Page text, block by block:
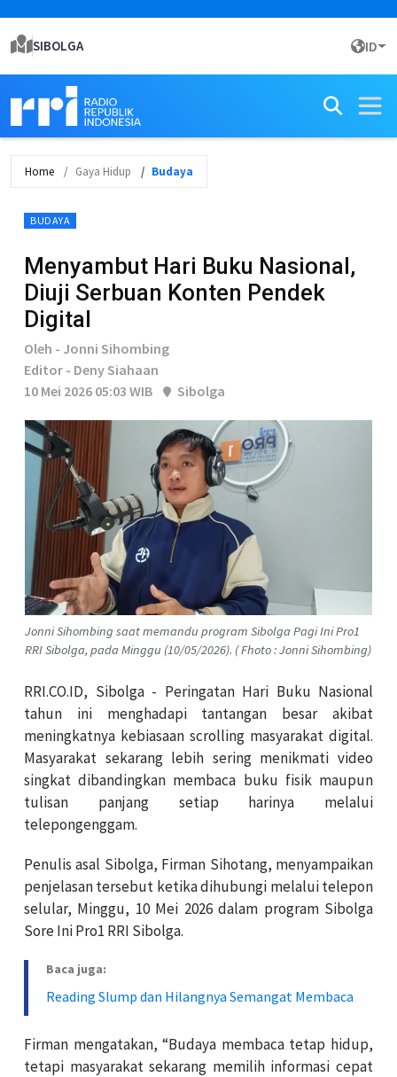
SIBOLGA ID
Home Gaya Hidup Budaya
BUDAYA
Menyambut Hari Buku Nasional,
Diuji Serbuan Konten Pendek
Digital
Oleh - Jonni Sihombing
Editor - Deny Siahaan
10 Mei 2026 05:03 WIB
Sibolga
Jonni Sihombing saat memandu program Sibolga Pagi Ini Pro1
RRI Sibolga, pada Minggu (10/05/2026). ( Fhoto : Jonni Sihombing)
RRI.CO.ID, Sibolga - Peringatan Hari Buku Nasional
tahun ini menghadapi tantangan besar akibat
meningkatnya kebiasaan scrolling masyarakat digital.
Masyarakat sekarang lebih sering menikmati video
singkat dibandingkan membaca buku fisik maupun
tulisan panjang setiap harinya melalui
telepongenggam.
Penulis asal Sibolga, Firman Sihotang, menyampaikan
penjelasan tersebut ketika dihubungi melalui telepon
selular, Minggu, 10 Mei 2026 dalam program Sibolga
Sore Ini Pro1 RRI Sibolga.
Baca juga:
Reading Slump dan Hilangnya Semangat Membaca
Firman mengatakan, “Budaya membaca tetap hidup,
tetapi masyarakat sekarang memilih informasi cepat